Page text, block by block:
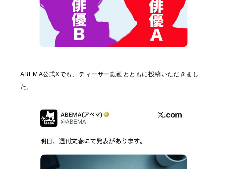
ABEMA公式Xでも、ティーザー動画とともに投稿いただきまし
た。